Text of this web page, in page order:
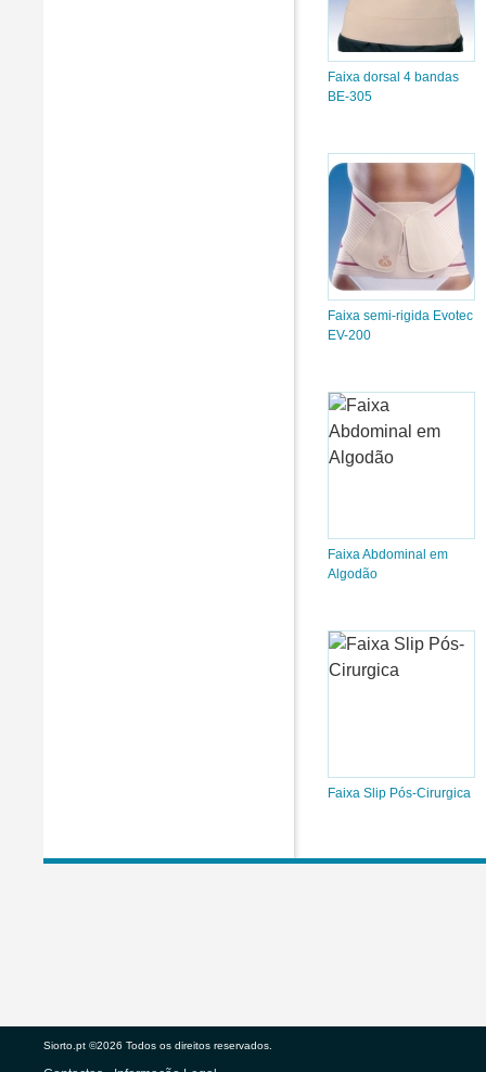
Faixa dorsal 4 bandas
BE-305
Faixa semi-rigida Evotec
EV-200
Faixa Abdominal em
Algodão
Faixa Slip Pós-Cirurgica
Siorto.pt ©2026 Todos os direitos reservados.